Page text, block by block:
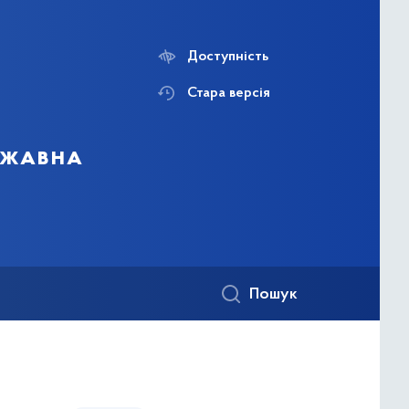
Доступність
Стара версія
Пошук